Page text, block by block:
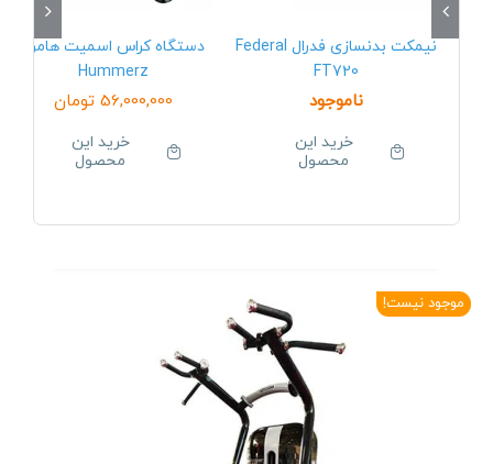
نیمکت بدنسازی فدرال Federal
FT720
ناموجود
خرید این
محصول
دستگاه کراس اسمیت هامرز
Hummerz
56,000,000 تومان
خرید این
محصول
موجود نیست!